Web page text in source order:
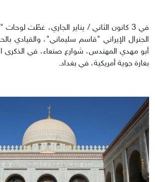
في 3 كانون الثاني / يناير الجاري، غطّت
الجنرال الإيراني "قاسم سليماني"، والقيادي
أبو مهدي المهندس، شوارع صنعاء، في الذكرى
بغارة جوية أمريكية، في بغداد.